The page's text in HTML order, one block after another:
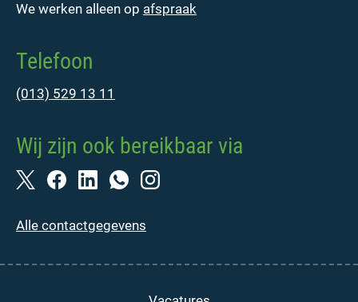
We werken alleen op afspraak
Telefoon
(013) 529 13 11
Wij zijn ook bereikbaar via
Alle contactgegevens